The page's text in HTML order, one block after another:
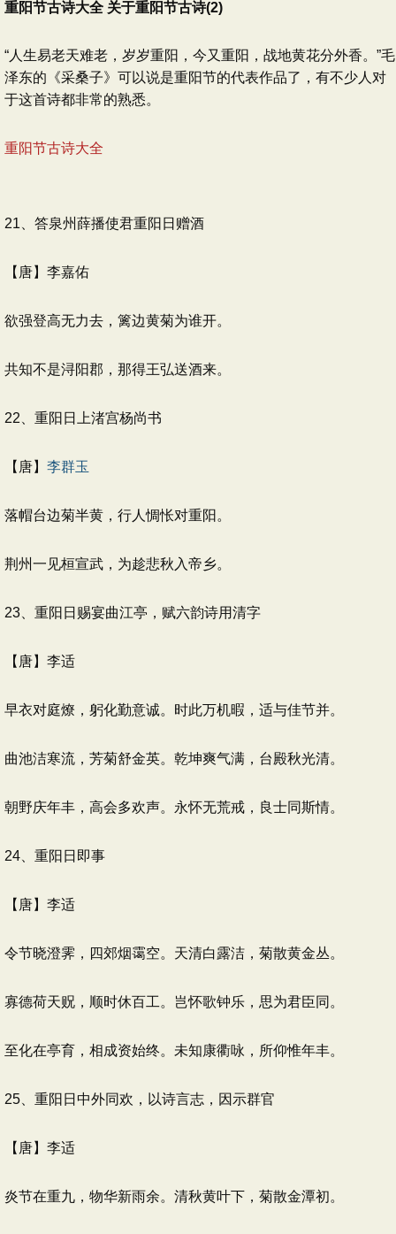
重阳节古诗大全 关于重阳节古诗(2)
“人生易老天难老，岁岁重阳，今又重阳，战地黄花分外香。”毛
泽东的《采桑子》可以说是重阳节的代表作品了，有不少人对
于这首诗都非常的熟悉。
重阳节古诗大全
21、答泉州薛播使君重阳日赠酒
【唐】李嘉佑
欲强登高无力去，篱边黄菊为谁开。
共知不是浔阳郡，那得王弘送酒来。
22、重阳日上渚宫杨尚书
【唐】 李群玉
落帽台边菊半黄，行人惆怅对重阳。
荆州一见桓宣武，为趁悲秋入帝乡。
23、重阳日赐宴曲江亭，赋六韵诗用清字
【唐】李适
早衣对庭燎，躬化勤意诚。时此万机暇，适与佳节并。
曲池洁寒流，芳菊舒金英。乾坤爽气满，台殿秋光清。
朝野庆年丰，高会多欢声。永怀无荒戒，良士同斯情。
24、重阳日即事
【唐】李适
令节晓澄霁，四郊烟霭空。天清白露洁，菊散黄金丛。
寡德荷天贶，顺时休百工。岂怀歌钟乐，思为君臣同。
至化在亭育，相成资始终。未知康衢咏，所仰惟年丰。
25、重阳日中外同欢，以诗言志，因示群官
【唐】李适
炎节在重九，物华新雨余。清秋黄叶下，菊散金潭初。